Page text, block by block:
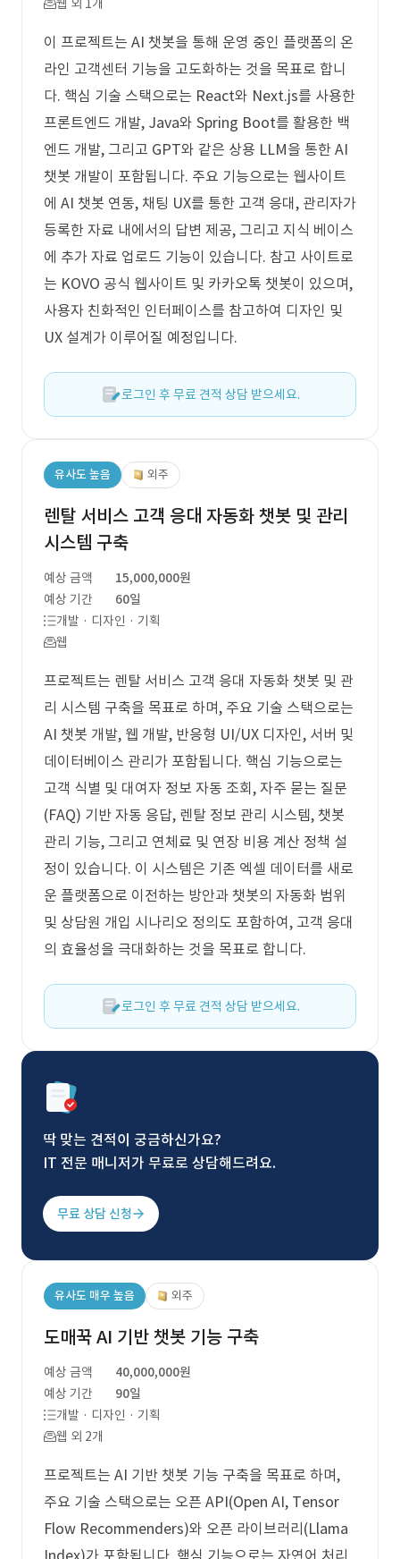
웹 외 1개
이 프로젝트는 AI 챗봇을 통해 운영 중인 플랫폼의 온
라인 고객센터 기능을 고도화하는 것을 목표로 합니
다. 핵심 기술 스택으로는 React와 Next.js를 사용한
프론트엔드 개발, Java와 Spring Boot를 활용한 백
엔드 개발, 그리고 GPT와 같은 상용 LLM을 통한 AI
챗봇 개발이 포함됩니다. 주요 기능으로는 웹사이트
에 AI 챗봇 연동, 채팅 UX를 통한 고객 응대, 관리자가
등록한 자료 내에서의 답변 제공, 그리고 지식 베이스
에 추가 자료 업로드 기능이 있습니다. 참고 사이트로
는 KOVO 공식 웹사이트 및 카카오톡 챗봇이 있으며,
사용자 친화적인 인터페이스를 참고하여 디자인 및
UX 설계가 이루어질 예정입니다.
로그인 후 무료 견적 상담 받으세요.
유사도 높음 외주
렌탈 서비스 고객 응대 자동화 챗봇 및 관리
시스템 구축
예상 금액
15,000,000원
예상 기간
60일
개발 · 디자인 · 기획
웹
프로젝트는 렌탈 서비스 고객 응대 자동화 챗봇 및 관
리 시스템 구축을 목표로 하며, 주요 기술 스택으로는
AI 챗봇 개발, 웹 개발, 반응형 UI/UX 디자인, 서버 및
데이터베이스 관리가 포함됩니다. 핵심 기능으로는
고객 식별 및 대여자 정보 자동 조회, 자주 묻는 질문
(FAQ) 기반 자동 응답, 렌탈 정보 관리 시스템, 챗봇
관리 기능, 그리고 연체료 및 연장 비용 계산 정책 설
정이 있습니다. 이 시스템은 기존 엑셀 데이터를 새로
운 플랫폼으로 이전하는 방안과 챗봇의 자동화 범위
및 상담원 개입 시나리오 정의도 포함하여, 고객 응대
의 효율성을 극대화하는 것을 목표로 합니다.
로그인 후 무료 견적 상담 받으세요.
딱 맞는 견적이 궁금하신가요?
IT 전문 매니저가 무료로 상담해드려요.
무료 상담 신청
유사도 매우 높음 외주
도매꾹 AI 기반 챗봇 기능 구축
예상 금액
40,000,000원
예상 기간
90일
개발 · 디자인 · 기획
웹 외 2개
프로젝트는 AI 기반 챗봇 기능 구축을 목표로 하며,
주요 기술 스택으로는 오픈 API(Open AI, Tensor
Flow Recommenders)와 오픈 라이브러리(Llama
Index)가 포함됩니다. 핵심 기능으로는 자연어 처리